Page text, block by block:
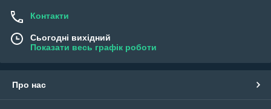
Контакти
Сьогодні вихідний
Показати весь графік роботи
Про нас